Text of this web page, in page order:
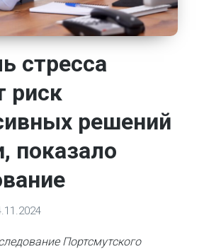
стресса
риск
решений
показало
Портсмутского